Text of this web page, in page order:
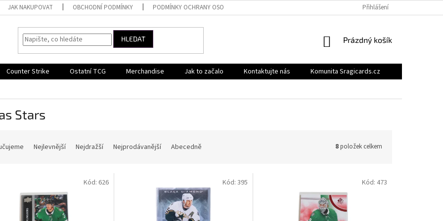
JAK NAKUPOVAT OBCHODNÍ PODMÍNKY PODMÍNKY OCHRANY OSOBNÍCH ÚDAJŮ MOJE OBJEDNÁVKA
Přihlášení
HLEDAT
NÁKUPNÍ
Prázdný košík
Counter Strike Ostatní TCG Merchandise Jak to začalo Kontaktujte nás
Komunita Sragicards.cz
Stars
Nejlevnější Nejdražší Nejprodávanější Abecedně 8položek celkem
Kód: 626 Kód: 395 Kód: 473